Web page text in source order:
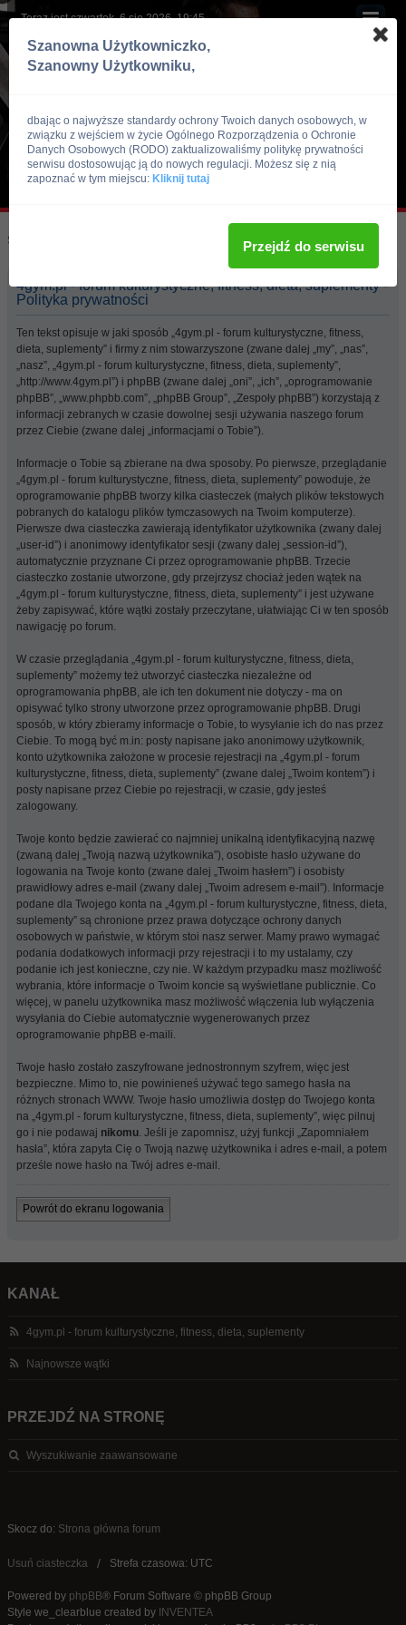
Teraz jest czwartek, 6 sie 2026, 19:45
Skocz do:
4gym.pl - forum kulturystyczne, fitness, dieta, suplementy -
Polityka prywatności
Ten tekst opisuje w jaki sposób „4gym.pl - forum kulturystyczne, fitness,
dieta, suplementy” i firmy z nim stowarzyszone (zwane dalej „my”, „nas”,
„nasz”, „4gym.pl - forum kulturystyczne, fitness, dieta, suplementy”,
„http://www.4gym.pl”) i phpBB (zwane dalej „oni”, „ich”, „oprogramowanie
phpBB”, „www.phpbb.com”, „phpBB Group”, „Zespoły phpBB”) korzystają z
informacji zebranych w czasie dowolnej sesji używania naszego forum
przez Ciebie (zwane dalej „informacjami o Tobie”).
Informacje o Tobie są zbierane na dwa sposoby. Po pierwsze, przeglądanie
„4gym.pl - forum kulturystyczne, fitness, dieta, suplementy” powoduje, że
oprogramowanie phpBB tworzy kilka ciasteczek (małych plików tekstowych
pobranych do katalogu plików tymczasowych na Twoim komputerze).
Pierwsze dwa ciasteczka zawierają identyfikator użytkownika (zwany dalej
„user-id”) i anonimowy identyfikator sesji (zwany dalej „session-id”),
automatycznie przyznane Ci przez oprogramowanie phpBB. Trzecie
ciasteczko zostanie utworzone, gdy przejrzysz chociaż jeden wątek na
„4gym.pl - forum kulturystyczne, fitness, dieta, suplementy” i jest używane
żeby zapisywać, które wątki zostały przeczytane, ułatwiając Ci w ten sposób
nawigację po forum.
W czasie przeglądania „4gym.pl - forum kulturystyczne, fitness, dieta,
suplementy” możemy też utworzyć ciasteczka niezależne od
oprogramowania phpBB, ale ich ten dokument nie dotyczy - ma on
opisywać tylko strony utworzone przez oprogramowanie phpBB. Drugi
sposób, w który zbieramy informacje o Tobie, to wysyłanie ich do nas przez
Ciebie. To mogą być m.in: posty napisane jako anonimowy użytkownik,
konto użytkownika założone w procesie rejestracji na „4gym.pl - forum
kulturystyczne, fitness, dieta, suplementy” (zwane dalej „Twoim kontem”) i
posty napisane przez Ciebie po rejestracji, w czasie, gdy jesteś
zalogowany.
Twoje konto będzie zawierać co najmniej unikalną identyfikacyjną nazwę
(zwaną dalej „Twoją nazwą użytkownika”), osobiste hasło używane do
logowania na Twoje konto (zwane dalej „Twoim hasłem”) i osobisty
prawidłowy adres e-mail (zwany dalej „Twoim adresem e-mail”). Informacje
podane dla Twojego konta na „4gym.pl - forum kulturystyczne, fitness, dieta,
suplementy” są chronione przez prawa dotyczące ochrony danych
osobowych w państwie, w którym stoi nasz serwer. Mamy prawo wymagać
podania dodatkowych informacji przy rejestracji i to my ustalamy, czy
podanie ich jest konieczne, czy nie. W każdym przypadku masz możliwość
wybrania, które informacje o Twoim koncie są wyświetlane publicznie. Co
więcej, w panelu użytkownika masz możliwość włączenia lub wyłączenia
wysyłania do Ciebie automatycznie wygenerowanych przez
oprogramowanie phpBB e-maili.
Twoje hasło zostało zaszyfrowane jednostronnym szyfrem, więc jest
bezpieczne. Mimo to, nie powinieneś używać tego samego hasła na
różnych stronach WWW. Twoje hasło umożliwia dostęp do Twojego konta
na „4gym.pl - forum kulturystyczne, fitness, dieta, suplementy”, więc pilnuj
go i nie podawaj nikomu. Jeśli je zapomnisz, użyj funkcji „Zapomniałem
hasła”, która zapyta Cię o Twoją nazwę użytkownika i adres e-mail, a potem
prześle nowe hasło na Twój adres e-mail.
Powrót do ekranu logowania
KANAŁ
4gym.pl - forum kulturystyczne, fitness, dieta, suplementy
Najnowsze wątki
PRZEJDŹ NA STRONĘ
Wyszukiwanie zaawansowane
Skocz do: Strona główna forum
Usuń ciasteczka Strefa czasowa: UTC
Powered by phpBB® Forum Software © phpBB Group
Style we_clearblue created by INVENTEA
Szanowna Użytkowniczko,
Szanowny Użytkowniku,
dbając o najwyższe standardy ochrony Twoich danych osobowych, w
związku z wejściem w życie Ogólnego Rozporządzenia o Ochronie
Danych Osobowych (RODO) zaktualizowaliśmy politykę prywatności
serwisu dostosowując ją do nowych regulacji. Możesz się z nią
zapoznać w tym miejscu: Kliknij tutaj
Przejdź do serwisu